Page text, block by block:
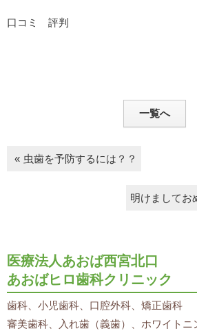
口コミ 評判
一覧へ
虫歯を予防するには？？
明けましてお
医療法人あおば西宮北口
あおばヒロ歯科クリニック
歯科、小児歯科、口腔外科、矯正歯科
審美歯科、入れ歯（義歯）、ホワイトニ